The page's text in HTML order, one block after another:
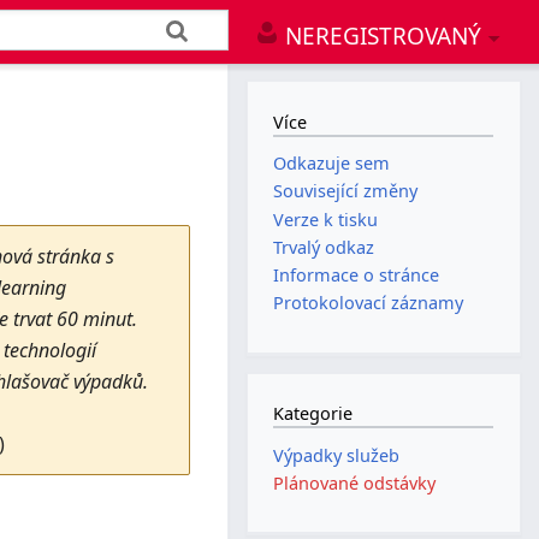
NEREGISTROVANÝ
stránka s
trvat 60 minut.
technologií
výpadků.
Více
Odkazuje sem
Související změny
Verze k tisku
Trvalý odkaz
Informace o stránce
Protokolovací záznamy
Kategorie
Výpadky služeb
Plánované odstávky